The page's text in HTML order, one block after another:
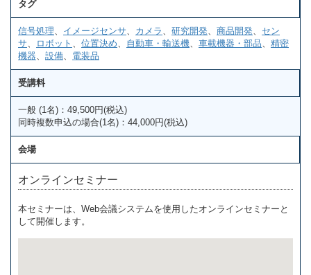
タグ
信号処理 イメージセンサ カメラ 研究開発 商品開発
セン
サ
ロボット 位置決め 自動車・輸送機 車載機器・部品
精密
機器
設備 電装品
受講料
一般 (1名)：49,500円(税込)
同時複数申込の場合(1名)：44,000円(税込)
会場
オンラインセミナー
本セミナーは、Web会議システムを使用したオンラインセミナーと
して開催します。